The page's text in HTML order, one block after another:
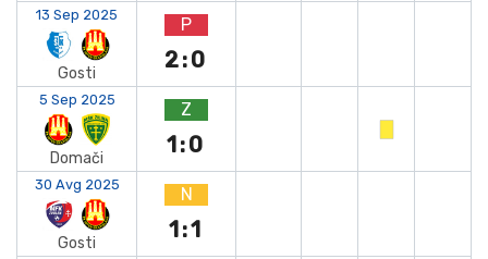
13 Sep 2025
Gosti
P
2:0
5 Sep 2025
Domači
Z
1:0
30 Avg 2025
Gosti
N
1:1